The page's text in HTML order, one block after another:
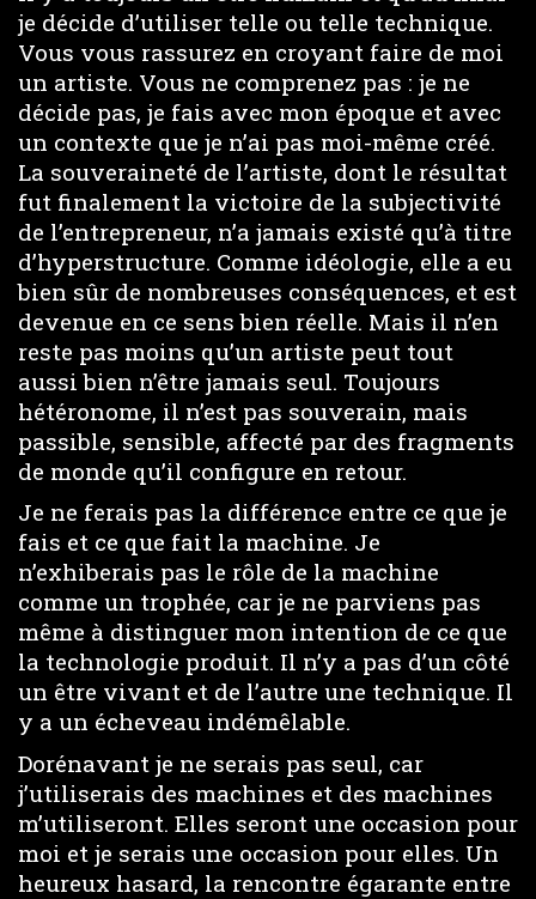
je décide d’utiliser telle ou telle technique.
Vous vous rassurez en croyant faire de moi
un artiste. Vous ne comprenez pas : je ne
décide pas, je fais avec mon époque et avec
un contexte que je n’ai pas moi-même créé.
La souveraineté de l’artiste, dont le résultat
fut finalement la victoire de la subjectivité
de l’entrepreneur, n’a jamais existé qu’à titre
d’hyperstructure. Comme idéologie, elle a eu
bien sûr de nombreuses conséquences, et est
devenue en ce sens bien réelle. Mais il n’en
reste pas moins qu’un artiste peut tout
aussi bien n’être jamais seul. Toujours
hétéronome, il n’est pas souverain, mais
passible, sensible, affecté par des fragments
de monde qu’il configure en retour.
Je ne ferais pas la différence entre ce que je
fais et ce que fait la machine. Je
n’exhiberais pas le rôle de la machine
comme un trophée, car je ne parviens pas
même à distinguer mon intention de ce que
la technologie produit. Il n’y a pas d’un côté
un être vivant et de l’autre une technique. Il
y a un écheveau indémêlable.
Dorénavant je ne serais pas seul, car
j’utiliserais des machines et des machines
m’utiliseront. Elles seront une occasion pour
moi et je serais une occasion pour elles. Un
heureux hasard, la rencontre égarante entre